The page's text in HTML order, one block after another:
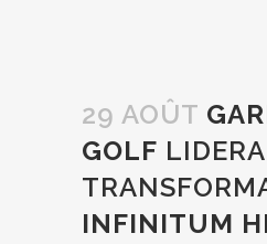
29 AOÛT
GOLF
INFINITUM